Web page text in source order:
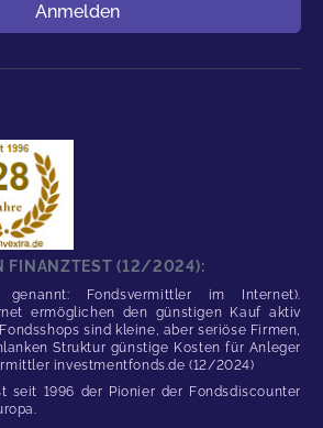
Anmelden
FINANZTEST (12/2024):
genannt: Fondsvermittler im Internet).
ermöglichen den günstigen Kauf aktiv
sind kleine, aber seriöse Firmen,
Struktur günstige Kosten für Anleger
investmentfonds.de (12/2024)
seit 1996 der Pionier der Fondsdiscounter